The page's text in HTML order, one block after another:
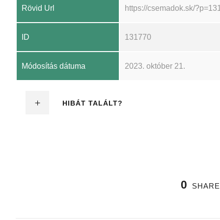
Rövid Url https://csemadok.sk/
ID 131770
Módosítás dátuma 2023. október 21.
HIBÁT TALÁLT?
0